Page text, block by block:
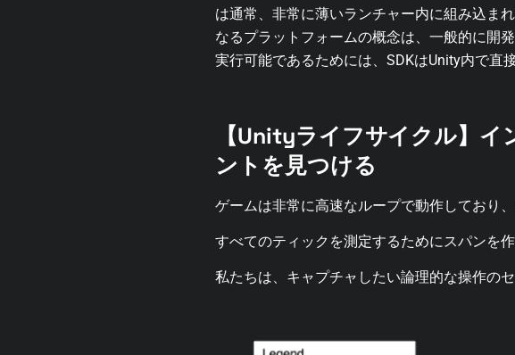
は通常、非常に薄いランチャー内に組み込ま
なるプラットフォームの概念は、一般的に開
実行可能であるためには、SDKはUnity内で直
【Unityライフサイクル】
ントを見つける
ゲームは非常に高速なループで動作しており
すべてのティックを測定するためにスパンを
私たちは、キャプチャしたい論理的な操作の